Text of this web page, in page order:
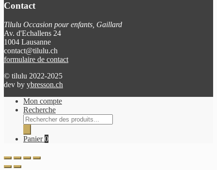
Contact
Tilulu Occasion pour enfants, Gaillard
Av. d'Echallens 24
1004 Lausanne
contact@tilulu.ch
formulaire de contact
© tilulu 2022-2025
dev by ybresson.ch
Mon compte
Recherche
Recherche
de
produits
Panier0